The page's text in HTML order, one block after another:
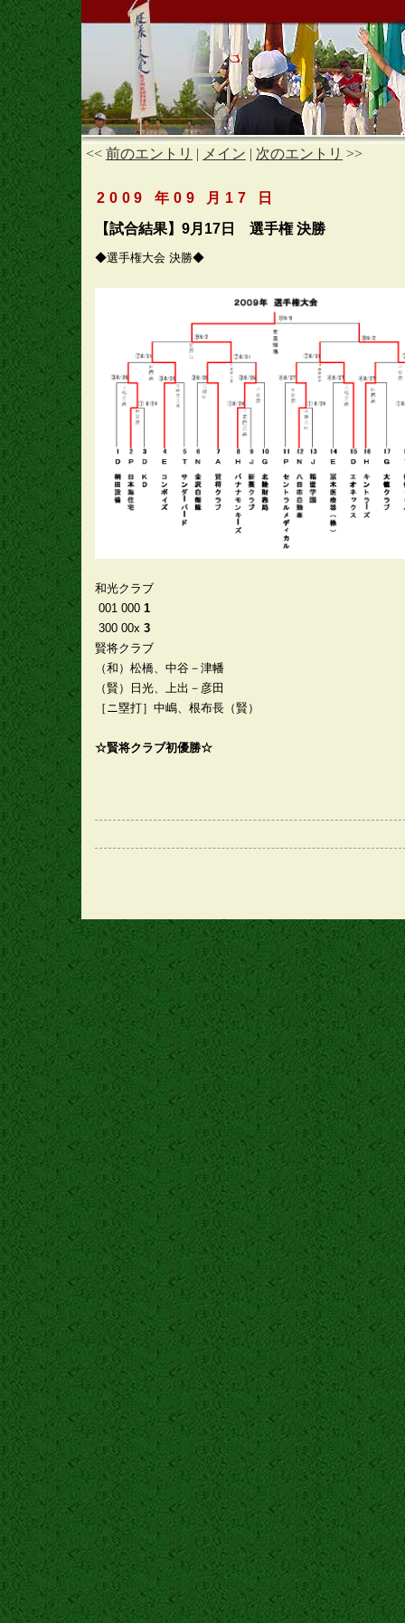
<< 前のエントリ | メイン | 次のエントリ >>
2009 年09 月17 日
【試合結果】9月17日 選手権 決勝
◆選手権大会 決勝◆
和光クラブ
001 000 1
300 00x 3
賢将クラブ
（和）松橋、中谷－津幡
（賢）日光、上出－彦田
［ニ塁打］中嶋、根布長（賢）
☆賢将クラブ初優勝☆